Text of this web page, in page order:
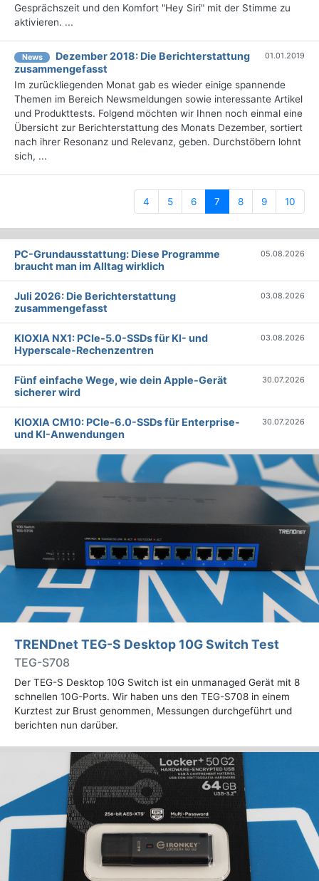
Gesprächszeit und den Komfort "Hey Siri" mit der Stimme zu
aktivieren. ...
News
Dezember 2018: Die Berichterstattung
zusammengefasst
01.01.2019
Im zurückliegenden Monat gab es wieder einige spannende
Themen im Bereich Newsmeldungen sowie interessante Artikel
und Produkttests. Folgend möchten wir Ihnen noch einmal eine
Übersicht zur Berichterstattung des Monats Dezember, sortiert
nach ihrer Resonanz und Relevanz, geben. Durchstöbern lohnt
sich, ...
4 5 6 7 (current)
8 9 10
PC-Grundausstattung: Diese Programme
braucht man im Alltag wirklich
05.08.2026
Juli 2026: Die Bericht­erstattung
zusammengefasst
03.08.2026
KIOXIA NX1: PCIe-5.0-SSDs für KI- und
Hyperscale-Rechenzentren
03.08.2026
Fünf einfache Wege, wie dein Apple-Gerät
sicherer wird
30.07.2026
KIOXIA CM10: PCIe-6.0-SSDs für Enterprise-
und KI-Anwendungen
30.07.2026
TRENDnet TEG-S Desktop 10G Switch Test
TEG-S708
Der TEG-S Desktop 10G Switch ist ein unmanaged Gerät mit 8
schnellen 10G-Ports. Wir haben uns den TEG-S708 in einem
Kurztest zur Brust genommen, Messungen durchgeführt und
berichten nun darüber.